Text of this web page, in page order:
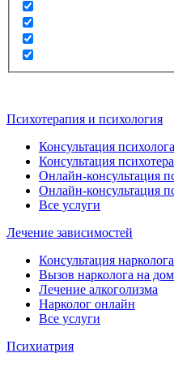
Психотерапия и психология
Консультация психолога
Консультация
Онлайн-консультация
Онлайн-консультация
Все услуги
Лечение зависимостей
Консультация нарколога
Вызов нарколога на дом
Лечение алкоголизма
Нарколог онлайн
Все услуги
Психиатрия